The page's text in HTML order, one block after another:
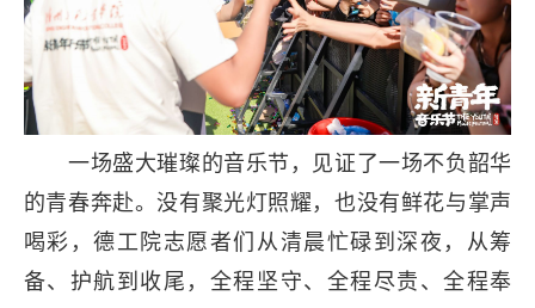
一场盛大璀璨的音乐节，见证了一场不负韶华
的青春奔赴。没有聚光灯照耀，也没有鲜花与掌声
喝彩，德工院志愿者们从清晨忙碌到深夜，从筹
备、护航到收尾，全程坚守、全程尽责、全程奉